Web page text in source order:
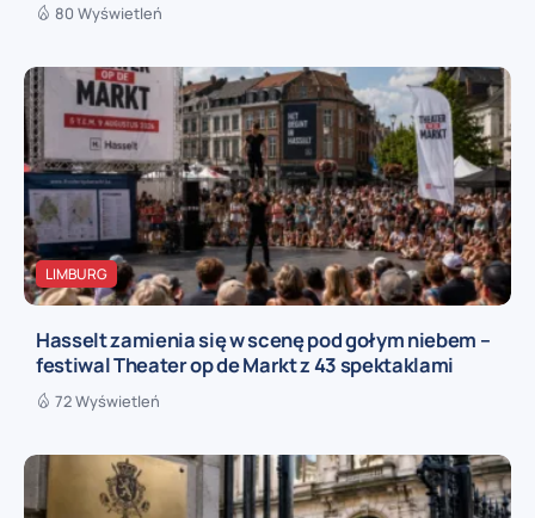
80 Wyświetleń
LIMBURG
Hasselt zamienia się w scenę pod gołym niebem –
festiwal Theater op de Markt z 43 spektaklami
72 Wyświetleń